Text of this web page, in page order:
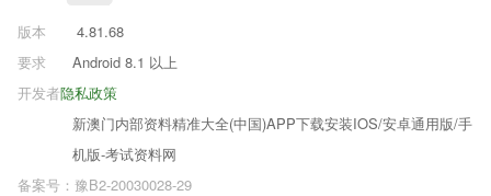
版本
4.81.68
要求
Android 8.1 以上
隐私政策
开发者
新澳门内部资料精准大全(中国)APP下载安装IOS/安卓通用版/手
机版-考试资料网
备案号：豫B2-20030028-29